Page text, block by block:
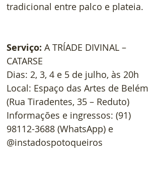
tradicional entre palco e plateia.
Serviço: A TRÍADE DIVINAL –
CATARSE
Dias: 2, 3, 4 e 5 de julho, às 20h
Local: Espaço das Artes de Belém
(Rua Tiradentes, 35 – Reduto)
Informações e ingressos: (91)
98112-3688 (WhatsApp) e
@instadospotoqueiros